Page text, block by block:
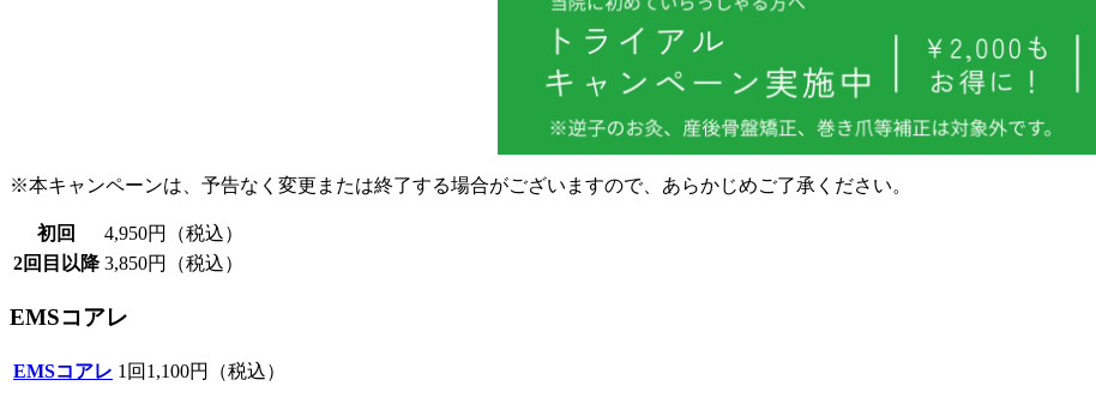
※本キャンペーンは、予告なく変更または終了する場合がございますので、あらかじめご了承ください。
初回
4,950円（税込）
2回目以降 3,850円（税込）
EMSコアレ
EMSコアレ 1回1,100円（税込）